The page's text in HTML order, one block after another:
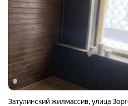
Затулинский жилмассив,улица